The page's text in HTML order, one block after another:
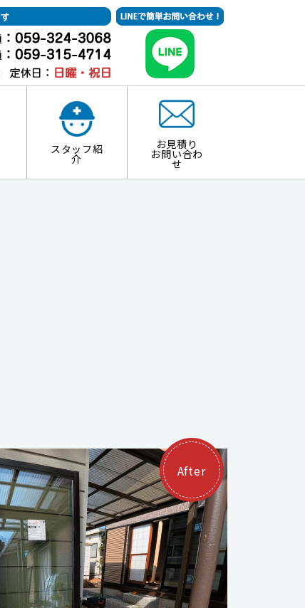
スタッフ紹
介
お見積り
お問い合わ
せ
After